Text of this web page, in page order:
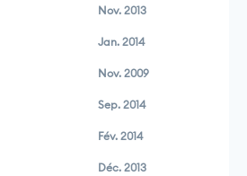
Nov. 2013
Jan. 2014
Nov. 2009
Sep. 2014
Fév. 2014
Déc. 2013